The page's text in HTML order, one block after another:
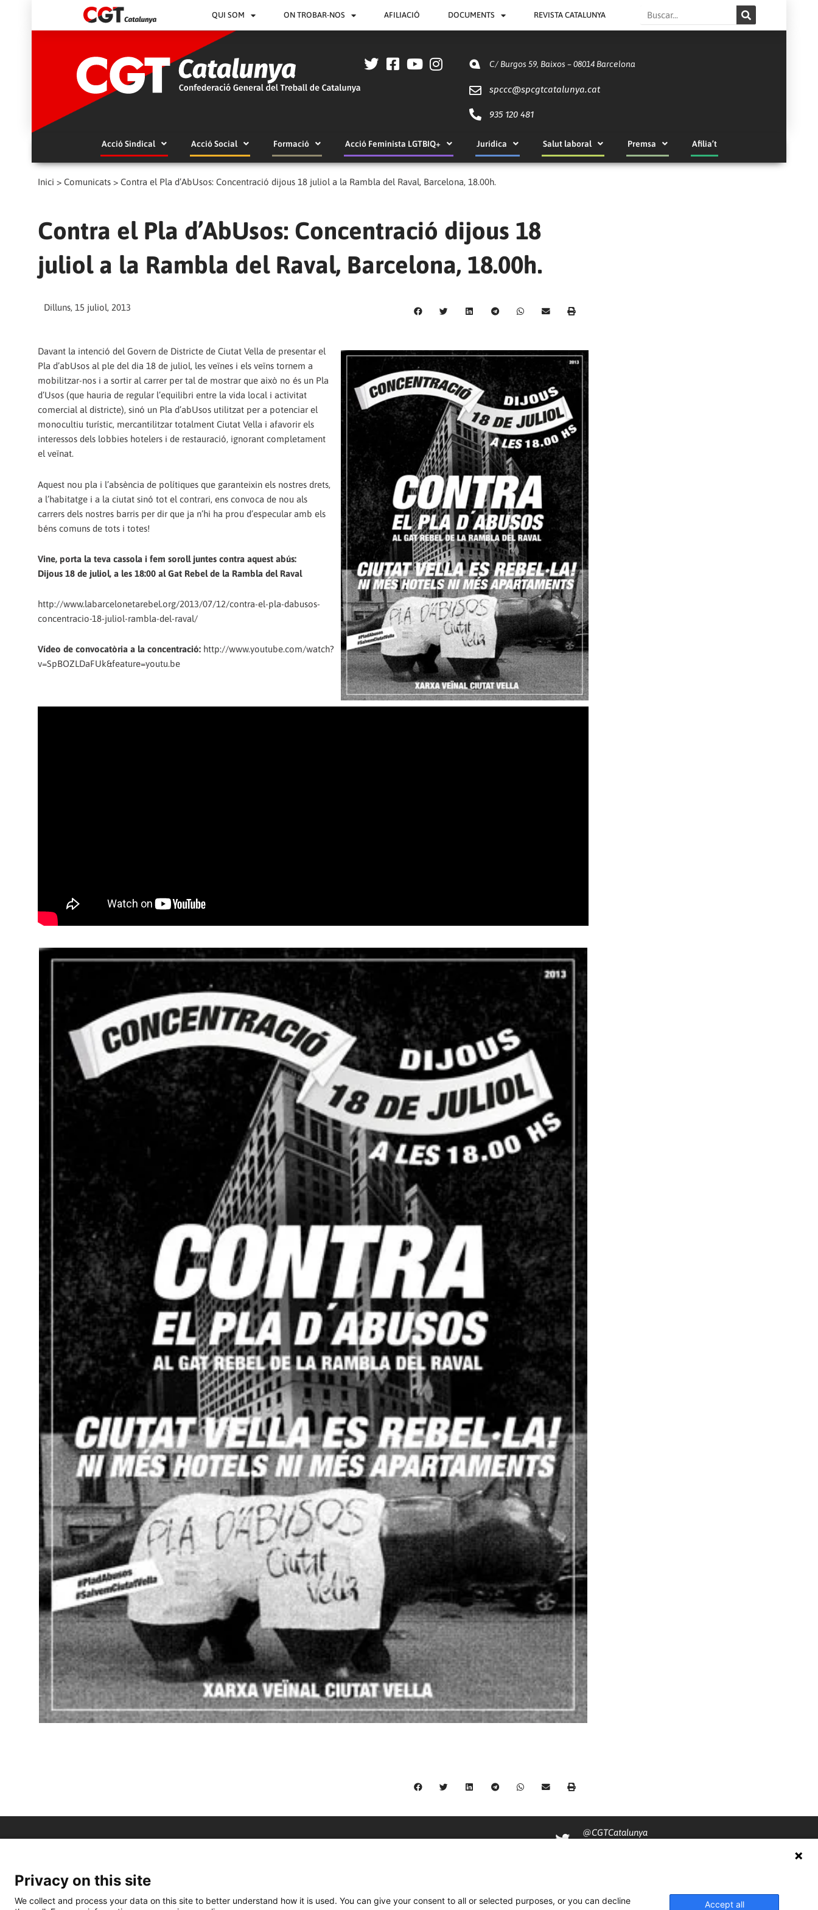
QUI SOM ON TROBAR-NOS AFILIACIÓ DOCUMENTS REVISTA CATALUNYA Search
C/ Burgos 59, Baixos – 08014 Barcelona
spccc@spcgtcatalunya.cat
935 120 481
Acció Sindical Acció Social Formació Acció Feminista LGTBIQ+ Jurídica Salut laboral Premsa Afilia’t
Inici > Comunicats > Contra el Pla d’AbUsos: Concentració dijous 18 juliol a la Rambla del Raval, Barcelona, 18.00h.
Contra el Pla d’AbUsos: Concentració dijous 18
juliol a la Rambla del Raval, Barcelona, 18.00h.
Dilluns, 15 juliol, 2013
Davant la intenció del Govern de Districte de Ciutat Vella de presentar el
Pla d’abUsos al ple del dia 18 de juliol, les veïnes i els veïns tornem a
mobilitzar-nos i a sortir al carrer per tal de mostrar que això no és un Pla
d’Usos (que hauria de regular l’equilibri entre la vida local i activitat
comercial al districte), sinó un Pla d’abUsos utilitzat per a potenciar el
monocultiu turístic, mercantilitzar totalment Ciutat Vella i afavorir els
interessos dels lobbies hotelers i de restauració, ignorant completament
el veïnat.
Aquest nou pla i l’absència de polítiques que garanteixin els nostres drets,
a l’habitatge i a la ciutat sinó tot el contrari, ens convoca de nou als
carrers dels nostres barris per dir que ja n’hi ha prou d’especular amb els
béns comuns de tots i totes!
Vine, porta la teva cassola i fem soroll juntes contra aquest abús:
Dijous 18 de juliol, a les 18:00 al Gat Rebel de la Rambla del Raval
http://www.labarcelonetarebel.org/2013/07/12/contra-el-pla-dabusos-
concentracio-18-juliol-rambla-del-raval/
Vídeo de convocatòria a la concentració: http://www.youtube.com/watch?
v=SpBOZLDaFUk&feature=youtu.be
@CGTCatalunya
cgtcatalunya
Privacy on this site
We collect and process your data on this site to better understand how it is used. You can give your consent to all or selected purposes, or you can decline
Accept all